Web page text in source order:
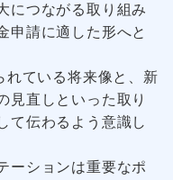
につながる取り組み
申請に適した形へと
ている将来像と、新
見直しといった取り
て伝わるよう意識し
ーションは重要なポ